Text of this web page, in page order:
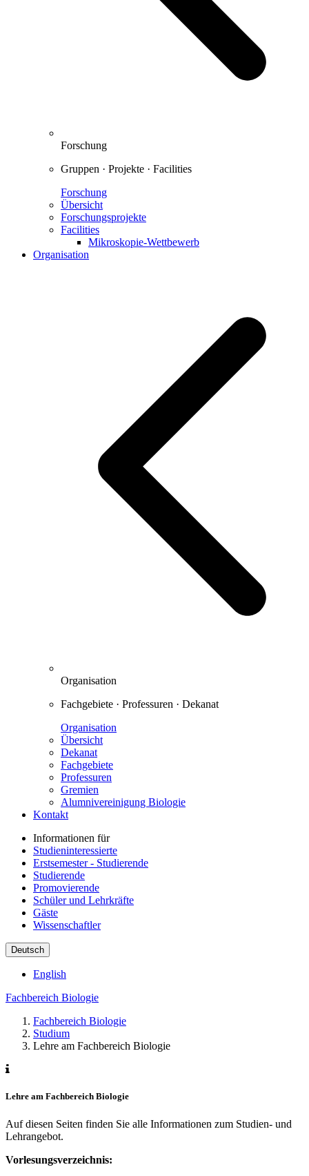
Forschung
Gruppen · Projekte · Facilities
Forschung
Übersicht
Forschungsprojekte
Facilities
Mikroskopie-Wettbewerb
Organisation
Organisation
Fachgebiete · Professuren · Dekanat
Organisation
Übersicht
Dekanat
Fachgebiete
Professuren
Gremien
Alumnivereinigung Biologie
Kontakt
Informationen für
Studieninteressierte
Erstsemester - Studierende
Studierende
Promovierende
Schüler und Lehrkräfte
Gäste
Wissenschaftler
Deutsch
English
Fachbereich Biologie
Fachbereich Biologie
Studium
Lehre am Fachbereich Biologie
Lehre am Fachbereich Biologie
Auf diesen Seiten finden Sie alle Informationen zum Studien- und
Lehrangebot.
Vorlesungsverzeichnis: